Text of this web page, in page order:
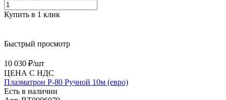
Купить в 1 клик
Быстрый просмотр
10 030 ₽/шт
ЦЕНА С НДС
Плазматрон P-80 Ручной 10м (евро)
Есть в наличии